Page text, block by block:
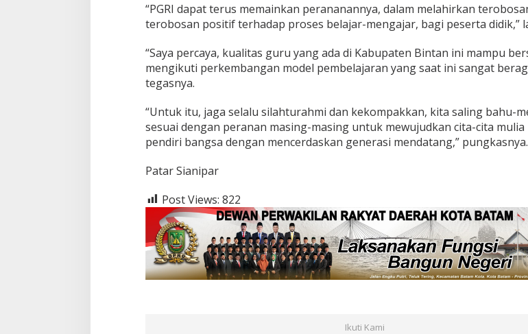
“PGRI dapat terus memainkan perananannya, dalam melahirkan
terobosan positif terhadap proses belajar-mengajar, bagi peserta didik,”
“Saya percaya, kualitas guru yang ada di Kabupaten Bintan ini mampu
mengikuti perkembangan model pembelajaran yang saat ini sangat
tegasnya.
“Untuk itu, jaga selalu silahturahmi dan kekompakkan, kita saling bahu-
sesuai dengan peranan masing-masing untuk mewujudkan cita-cita mulia
pendiri bangsa dengan mencerdaskan generasi mendatang,” pungkasnya.
Patar Sianipar
Post Views: 822
Ikuti Kami